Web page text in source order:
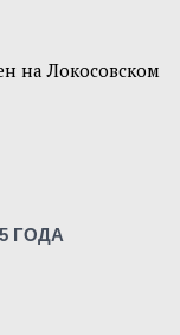
на Локосовском
ГОДА